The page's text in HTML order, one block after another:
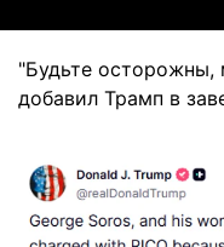
"Будьте
добавил Трамп в